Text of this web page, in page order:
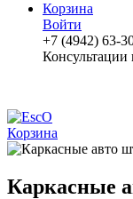
Корзина
Войти
+7 (4942) 63-
Консультации
Корзина
Каркасные